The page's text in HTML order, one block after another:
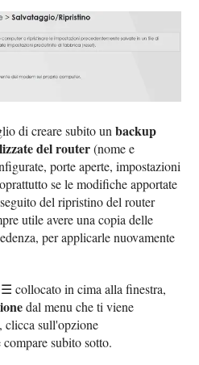
di creare subito unbackup
del router(nome e
porte aperte, impostazioni
se le modifiche apportate
del ripristino del router
utile avere una copia delle
per applicarle nuovamente
collocato in cima alla finestra,
dal menu che ti viene
clicca sull'opzione
compare subito sotto.